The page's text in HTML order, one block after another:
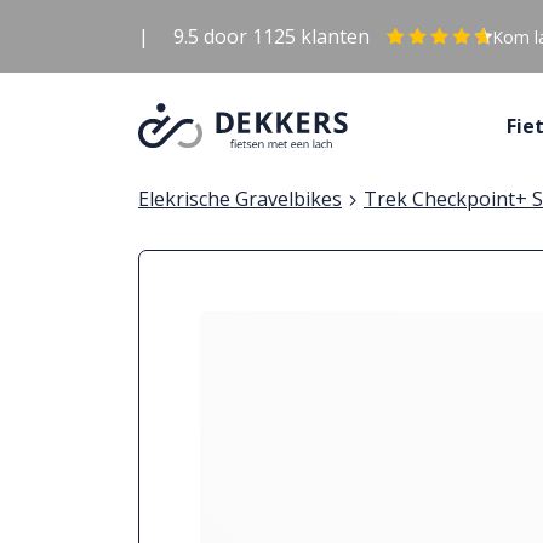
| 9.5 door 1125 klanten Kom
Elekrische Gravelbikes Trek Checkpoint+